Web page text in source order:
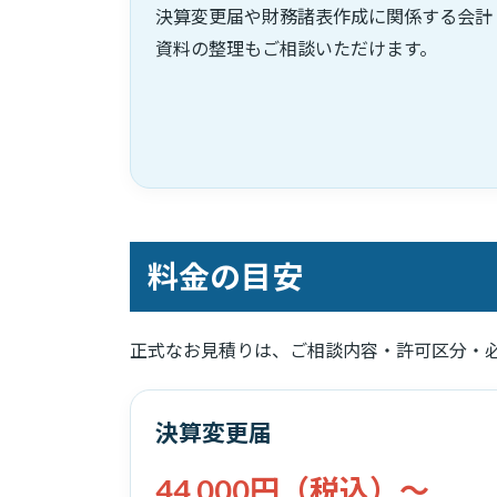
決算変更届や財務諸表作成に関係する会計
資料の整理もご相談いただけます。
料金の目安
正式なお見積りは、ご相談内容・許可区分・
決算変更届